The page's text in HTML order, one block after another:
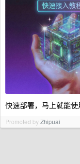
快速部署，马上就能使
Promoted byZhipuai